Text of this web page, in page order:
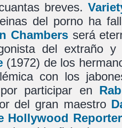
breves.
del porno ha
Chambersserá
del extraño
(1972) de los
con los
participar en
del gran maestro
Hollywood